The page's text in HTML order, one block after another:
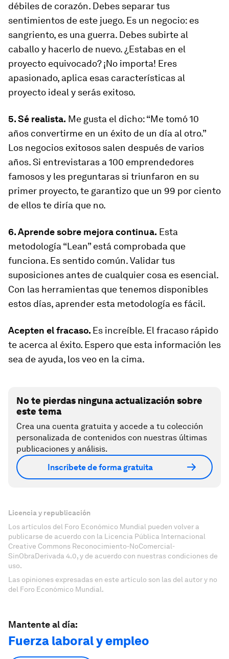
débiles de corazón. Debes separar tus
sentimientos de este juego. Es un negocio: es
sangriento, es una guerra. Debes subirte al
caballo y hacerlo de nuevo. ¿Estabas en el
proyecto equivocado? ¡No importa! Eres
apasionado, aplica esas características al
proyecto ideal y serás exitoso.
5. Sé realista. Me gusta el dicho: “Me tomó 10
años convertirme en un éxito de un día al otro.”
Los negocios exitosos salen después de varios
años. Si entrevistaras a 100 emprendedores
famosos y les preguntaras si triunfaron en su
primer proyecto, te garantizo que un 99 por ciento
de ellos te diría que no.
6. Aprende sobre mejora continua. Esta
metodología “Lean” está comprobada que
funciona. Es sentido común. Validar tus
suposiciones antes de cualquier cosa es esencial.
Con las herramientas que tenemos disponibles
estos días, aprender esta metodología es fácil.
Acepten el fracaso. Es increíble. El fracaso rápido
te acerca al éxito. Espero que esta información les
sea de ayuda, los veo en la cima.
No te pierdas ninguna actualización sobre
este tema
Crea una cuenta gratuita y accede a tu colección
personalizada de contenidos con nuestras últimas
publicaciones y análisis.
Inscríbete de forma gratuita
Licencia y republicación
Los artículos del Foro Económico Mundial pueden volver a
publicarse de acuerdo con la Licencia Pública Internacional
Creative Commons Reconocimiento-NoComercial-
SinObraDerivada 4.0, y de acuerdo con nuestras condiciones de
uso.
Las opiniones expresadas en este artículo son las del autor y no
del Foro Económico Mundial.
Mantente al día:
Fuerza laboral y empleo